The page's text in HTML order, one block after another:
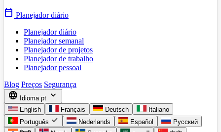
calendar_today Planejador diário
Planejador diário
Planejador semanal
Planejador de projetos
Planejador de trabalho
Planejador pessoal
Blog Preços Segurança
language Idioma pt expand_more
English Français Deutsch
Italiano
Português check Nederlands Español
Русский